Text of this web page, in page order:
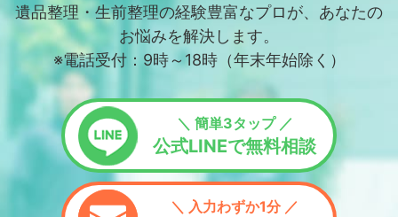
遺品整理・生前整理の経験豊富なプロが、あなたの
お悩みを解決します。
※電話受付：9時～18時（年末年始除く）
＼ 簡単3タップ ／
公式LINEで無料相談
＼ 入力わずか1分 ／